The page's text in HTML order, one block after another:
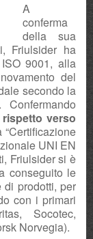
A
conferma
della sua
Friulsider ha
9001, alla
del
secondo la
rispetto verso
UNI EN
Friulsider si è
conseguito le
prodotti, per
con i primari
Socotec,
Norvegia).